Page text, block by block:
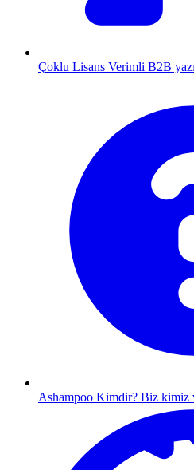
Çoklu Lisans Verimli B2B
Ashampoo Kimdir? Biz kimiz